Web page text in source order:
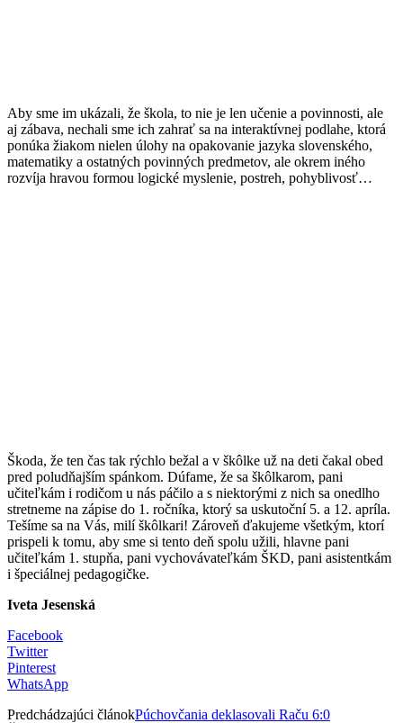
Aby sme im ukázali, že škola, to nie je len učenie a povinnosti, ale
aj zábava, nechali sme ich zahrať sa na interaktívnej podlahe, ktorá
ponúka žiakom nielen úlohy na opakovanie jazyka slovenského,
matematiky a ostatných povinných predmetov, ale okrem iného
rozvíja hravou formou logické myslenie, postreh, pohyblivosť…
Škoda, že ten čas tak rýchlo bežal a v škôlke už na deti čakal obed
pred poludňajším spánkom. Dúfame, že sa škôlkarom, pani
učiteľkám i rodičom u nás páčilo a s niektorými z nich sa onedlho
stretneme na zápise do 1. ročníka, ktorý sa uskutoční 5. a 12. apríla.
Tešíme sa na Vás, milí škôlkari! Zároveň ďakujeme všetkým, ktorí
prispeli k tomu, aby sme si tento deň spolu užili, hlavne pani
učiteľkám 1. stupňa, pani vychovávateľkám ŠKD, pani asistentkám
i špeciálnej pedagogičke.
Iveta Jesenská
Facebook
Twitter
Pinterest
WhatsApp
Predchádzajúci článokPúchovčania deklasovali Raču 6:0